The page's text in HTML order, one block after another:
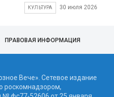
КУЛЬТУРА 30 июля 2026
ПРАВОВАЯ ИНФОРМАЦИЯ
Вече». Сетевое издание
роскомнадзором,